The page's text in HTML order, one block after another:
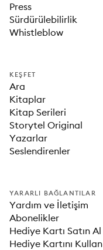
Press
Sürdürülebilirlik
Whistleblow
KEŞFET
Ara
Kitaplar
Kitap Serileri
Storytel Original
Yazarlar
Seslendirenler
YARARLI BAĞLANTILAR
Yardım ve İletişim
Abonelikler
Hediye Kartı Satın Al
Hediye Kartını Kullan